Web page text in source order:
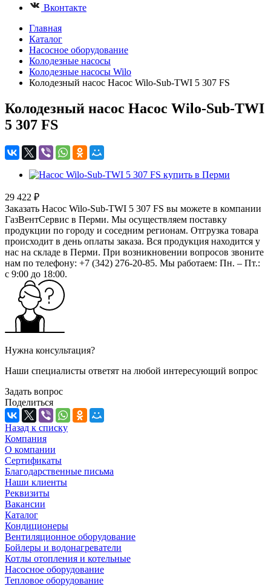
Вконтакте
Главная
Каталог
Насосное оборудование
Колодезные насосы
Колодезные насосы Wilo
Колодезный насос Насос Wilo-Sub-TWI 5 307 FS
Колодезный насос Насос Wilo-Sub-TWI
5 307 FS
29 422 ₽
Заказать Насос Wilo-Sub-TWI 5 307 FS вы можете в компании
ГазВентСервис в Перми. Мы осуществляем поставку
продукции по городу и соседним регионам. Отгрузка товара
происходит в день оплаты заказа. Вся продукция находится у
нас на складе в Перми. При возникновении вопросов звоните
нам по телефону: +7 (342) 276-20-85. Мы работаем: Пн. – Пт.:
с 9:00 до 18:00.
Нужна консультация?
Наши специалисты ответят на любой интересующий вопрос
Задать вопрос
Поделиться
Назад к списку
Компания
О компании
Сертификаты
Благодарственные письма
Наши клиенты
Реквизиты
Вакансии
Каталог
Кондиционеры
Вентиляционное оборудование
Бойлеры и водонагреватели
Котлы отопления и котельные
Насосное оборудование
Тепловое оборудование